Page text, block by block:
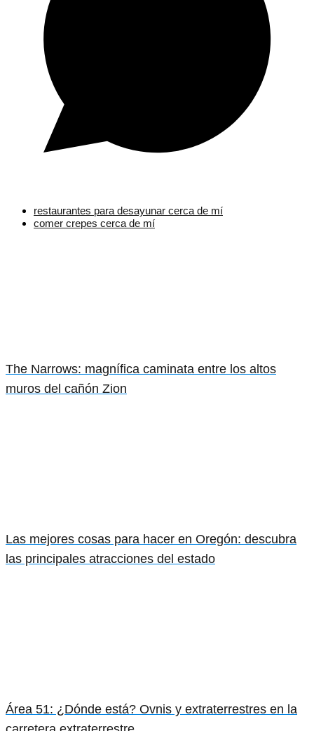
restaurantes para desayunar cerca de mí
comer crepes cerca de mí
The Narrows: magnífica caminata entre los altos
muros del cañón Zion
Las mejores cosas para hacer en Oregón: descubra
las principales atracciones del estado
Área 51: ¿Dónde está? Ovnis y extraterrestres en la